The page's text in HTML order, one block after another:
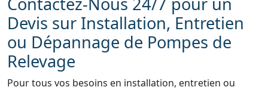
Devis sur Installation, Entretien
ou Dépannage de Pompes de
Relevage
Pour tous vos besoins en installation, entretien ou